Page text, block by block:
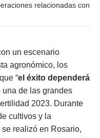
relacionadas con
un escenario
agronómico, los
“el éxito dependerá
una de las grandes
2023. Durante
cultivos y la
realizó en Rosario,